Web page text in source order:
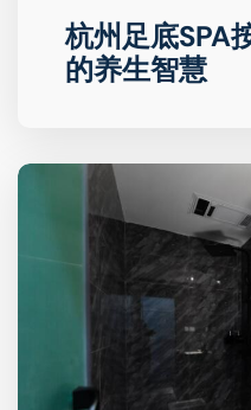
杭州足底SPA
的养生智慧